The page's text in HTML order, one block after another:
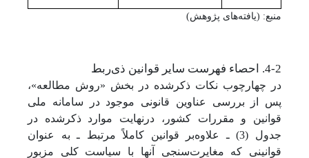
منبع: (یافته‌های پژوهش)
4-2. احصاء فهرست سایر قوانین ذی‌ربط
در چهارچوب نکات ذکرشده در بخش «روش مطالعه»،
پس از بررسی عناوین قانونی موجود در سامانه ملی
قوانین و مقررات کشور، درنهایت موارد ذکرشده در
جدول (3) ـ علاوه‌بر قوانین کاملاً مرتبط ـ به عنوان
قوانینی که مغایرت‌سنجی آنها با سیاست کلی مزبور